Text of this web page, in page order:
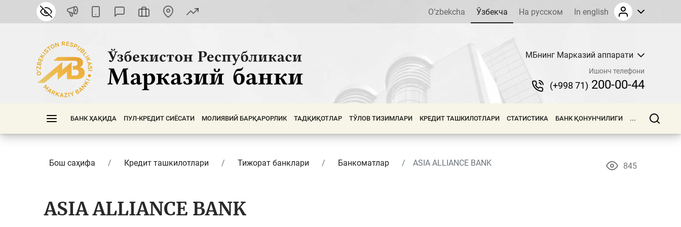
O’zbekcha Ўзбекча На русском In english
МБнинг Марказий аппарати
Ишонч телефони
(+998 71) 200-00-44
БАНК ҲАҚИДА ПУЛ-КРЕДИТ СИЁСАТИ МОЛИЯВИЙ БАРҚАРОРЛИК ТАДҚИҚОТЛАР ТЎЛОВ ТИЗИМЛАРИ КРЕДИТ ТАШКИЛОТЛАРИ СТАТИСТИКА БАНК ҚОНУНЧИЛИГИ ...
Бош саҳифа Кредит ташкилотлари Тижорат банклари Банкоматлар ASIA ALLIANCE BANK 845
ASIA ALLIANCE BANK